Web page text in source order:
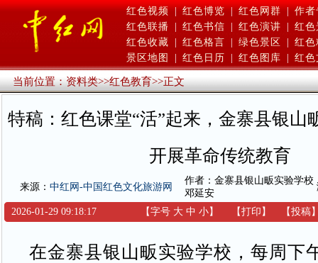
红色视频 | 红色博览 | 红色网群 | 作者
红色联播
红色书信 红色演讲
红色
红色收藏
红色格言 绿色景区
红色
景区地图
红色日历 红色图库 红色
当前位置：资料类>>红色教育>>正文
特稿：红色课堂“活”起来，金寨县银山
开展革命传统教育
来源： 中红网-中国红色文化旅游网
作者：金寨县银山畈实验学校
邓延安
2026-01-29 09:18:17 【字号 大 中 小】 【打印 】 【投稿
在金寨县银山畈实验学校，每周下